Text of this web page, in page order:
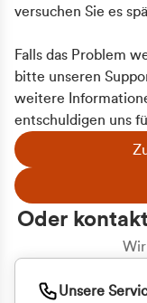
versuchen Sie es
Falls das Problem
bitte unseren
weitere
entschuldigen uns
Oder
Wir
Unsere